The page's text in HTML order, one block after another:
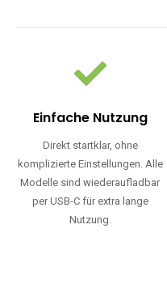
Einfache Nutzung
Direkt startklar, ohne
komplizierte Einstellungen. Alle
Modelle sind wiederaufladbar
per USB-C für extra lange
Nutzung.